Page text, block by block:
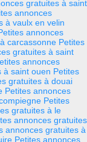
gratuites à saint
annonces
à vaulx en velin
annonces
carcassonne Petites
gratuites à saint
annonces
à saint ouen Petites
gratuites à douai
Petites annonces
Petites
gratuites à le
annonces gratuites
annonces gratuites à
Petites annonces